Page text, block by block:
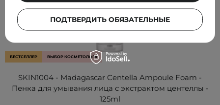
БЕСТСЕЛЛЕР ВЫБОР КОСМЕТОЛОГА
SKIN1004 - Madagascar Centella Ampoule Foam -
Пенка для умывания лица с экстрактом центеллы -
125ml
ПОДТВЕРДИТЬ ОБЯЗАТЕЛЬНЫЕ